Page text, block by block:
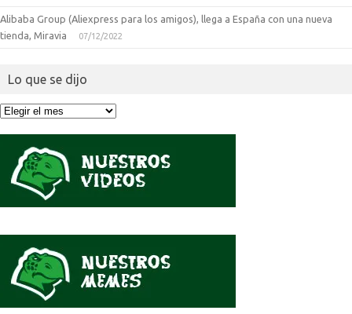
Alibaba Group (Aliexpress para los amigos), llega a España con una nueva
tienda, Miravia
07/12/2022
Lo que se dijo
Lo